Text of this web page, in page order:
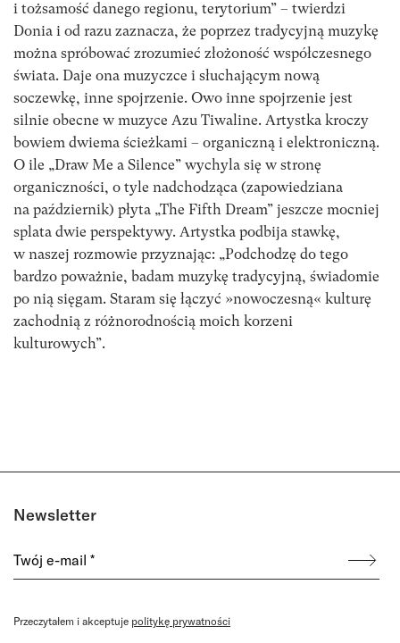
i tożsamość danego regionu, terytorium” – twierdzi
Donia i od razu zaznacza, że poprzez tradycyjną muzykę
można spróbować zrozumieć złożoność współczesnego
świata. Daje ona muzyczce i słuchającym nową
soczewkę, inne spojrzenie. Owo inne spojrzenie jest
silnie obecne w muzyce Azu Tiwaline. Artystka kroczy
bowiem dwiema ścieżkami – organiczną i elektroniczną.
O ile „Draw Me a Silence” wychyla się w stronę
organiczności, o tyle nadchodząca (zapowiedziana
na październik) płyta „The Fifth Dream” jeszcze mocniej
splata dwie perspektywy. Artystka podbija stawkę,
w naszej rozmowie przyznając: „Podchodzę do tego
bardzo poważnie, badam muzykę tradycyjną, świadomie
po nią sięgam. Staram się łączyć »nowoczesną« kulturę
zachodnią z różnorodnością moich korzeni
kulturowych”.
Newsletter
Przeczytałem i akceptuje politykę prywatności